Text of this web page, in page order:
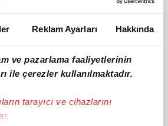
Reklam Ayarları Hakkında
ve pazarlama faaliyetlerinin
ile çerezler kullanılmaktadır.
tarayıcı ve cihazlarını